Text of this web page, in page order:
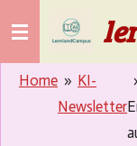
Zum
Hauptinhalt
springen
Home » KI-
Newsletter